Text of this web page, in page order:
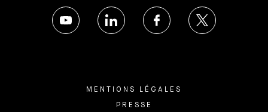
MENTIONS LÉGALES
PRESSE